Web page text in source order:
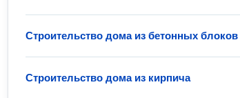
Строительство дома из бетонных блоков
Строительство дома из кирпича